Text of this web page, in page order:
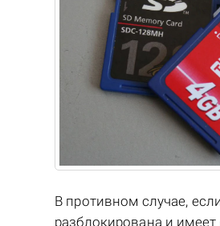
В противном случае,
разблокирована и